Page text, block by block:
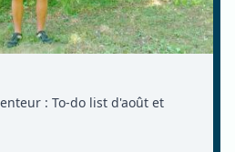
: To-do list d'août et